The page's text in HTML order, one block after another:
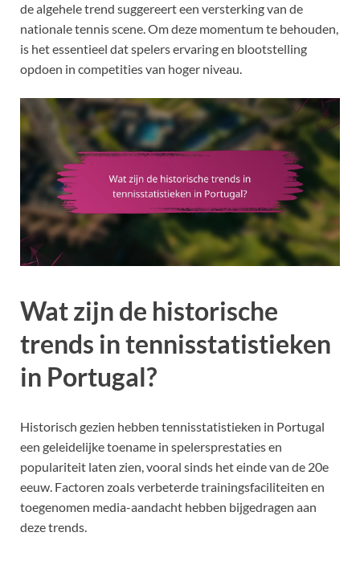
de algehele trend suggereert een versterking van de
nationale tennis scene. Om deze momentum te behouden,
is het essentieel dat spelers ervaring en blootstelling
opdoen in competities van hoger niveau.
Wat zijn de historische
trends in tennisstatistieken
in Portugal?
Historisch gezien hebben tennisstatistieken in Portugal
een geleidelijke toename in spelersprestaties en
populariteit laten zien, vooral sinds het einde van de 20e
eeuw. Factoren zoals verbeterde trainingsfaciliteiten en
toegenomen media-aandacht hebben bijgedragen aan
deze trends.